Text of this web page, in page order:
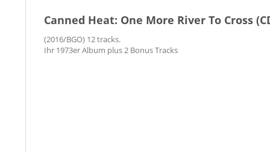
Canned Heat: One More River To Cross
(2016/BGO) 12 tracks.
Ihr 1973er Album plus 2 Bonus Tracks